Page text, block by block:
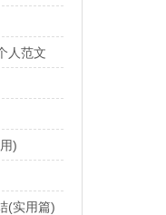
人范文
)
(实用篇)